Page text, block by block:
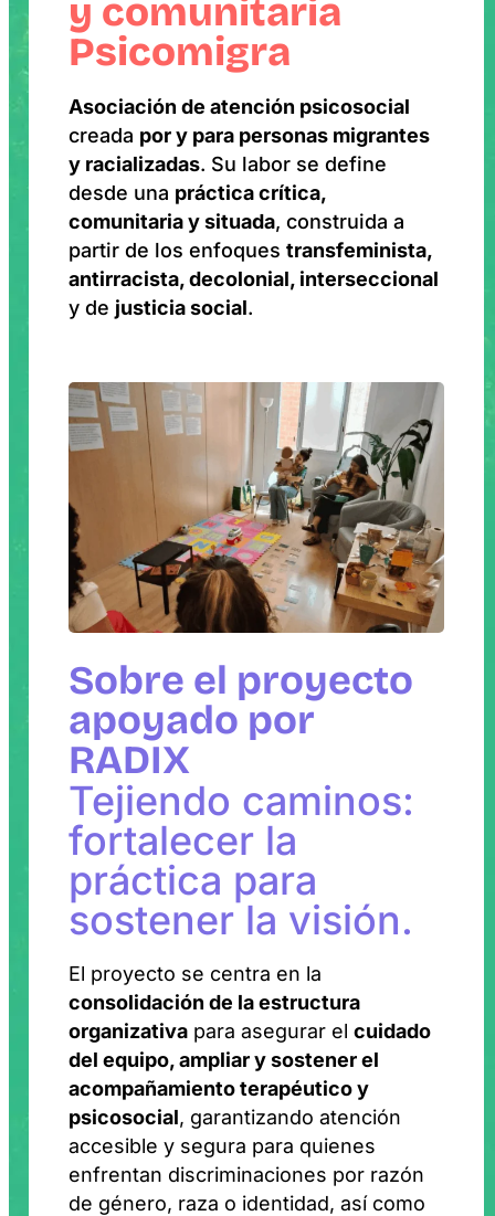
y comunitaria
Psicomigra
Asociación de atención psicosocial
creada por y para personas migrantes
y racializadas. Su labor se define
desde una práctica crítica,
comunitaria y situada, construida a
partir de los enfoques transfeminista,
antirracista, decolonial, interseccional
y de justicia social.
Sobre el proyecto
apoyado por
RADIX
Tejiendo caminos:
fortalecer la
práctica para
sostener la visión.
El proyecto se centra en la
consolidación de la estructura
organizativa para asegurar el cuidado
del equipo, ampliar y sostener el
acompañamiento terapéutico y
psicosocial, garantizando atención
accesible y segura para quienes
enfrentan discriminaciones por razón
de género, raza o identidad, así como